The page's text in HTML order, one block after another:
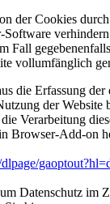
der Cookies
Fall
vollumfänglich
die Erfassung
der Website
Verarbeitung
Browser-Add-on
Datenschutz im